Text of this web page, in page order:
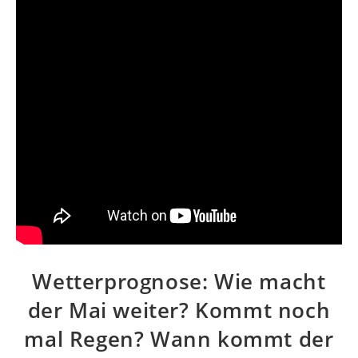
Wetterprognose: Wie macht
der Mai weiter? Kommt noch
mal Regen? Wann kommt der